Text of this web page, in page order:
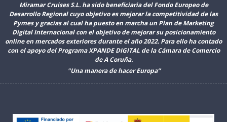
Miramar Cruises S.L. ha sido beneficiaria del Fondo Europeo de
Desarrollo Regional cuyo objetivo es mejorar la competitividad de las
Pymes y gracias al cual ha puesto en marcha un Plan de Marketing
Digital Internacional con el objetivo de mejorar su posicionamiento
online en mercados exteriores durante el año 2022. Para ello ha contado
con el apoyo del Programa XPANDE DIGITAL de la Cámara de Comercio
de A Coruña.
"Una manera de hacer Europa”